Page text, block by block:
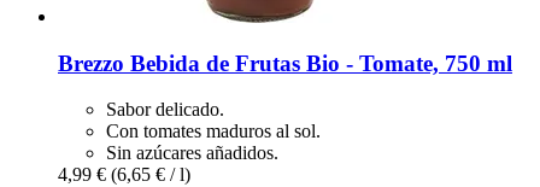
Brezzo Bebida de Frutas Bio -​ Tomate, 750 ml
Sabor delicado.
Con tomates maduros al sol.
Sin azúcares añadidos.
4,99 € (6,65 € / l)